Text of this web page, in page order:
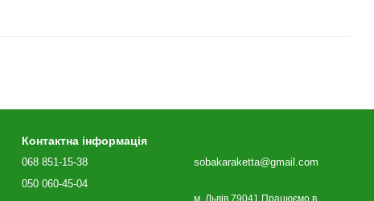
Контактна інформація
068 851-15-38
050 060-45-04
sobakaraketta@gmail.com